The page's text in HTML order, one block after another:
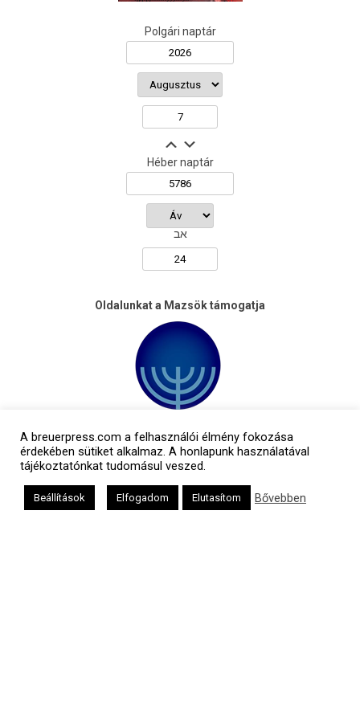
Polgári naptár
Héber naptár
אב
Oldalunkat a Mazsök támogatja
A breuerpress.com a felhasználói élmény fokozása
érdekében sütiket alkalmaz. A honlapunk használatával
tájékoztatónkat tudomásul veszed.
Beállítások Elfogadom Elutasítom Bővebben